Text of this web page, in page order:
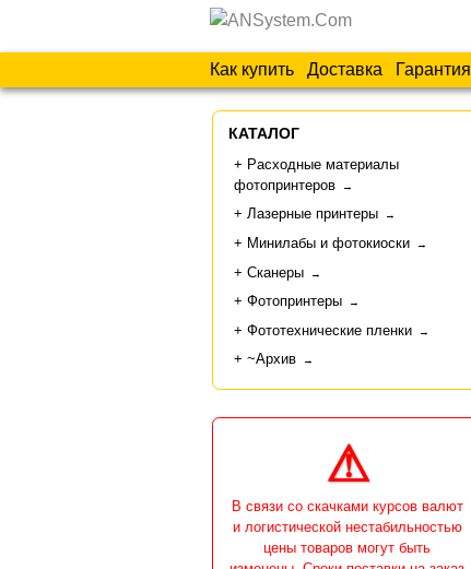
Как купить Доставка Гарантия
КАТАЛОГ
Расходные материалы
фотопринтеров
→
Лазерные принтеры →
Минилабы и фотокиоски →
Сканеры →
Фотопринтеры →
Фототехнические пленки →
~Архив →
⚠
В связи со скачками курсов валют
и логистической нестабильностью
цены товаров могут быть